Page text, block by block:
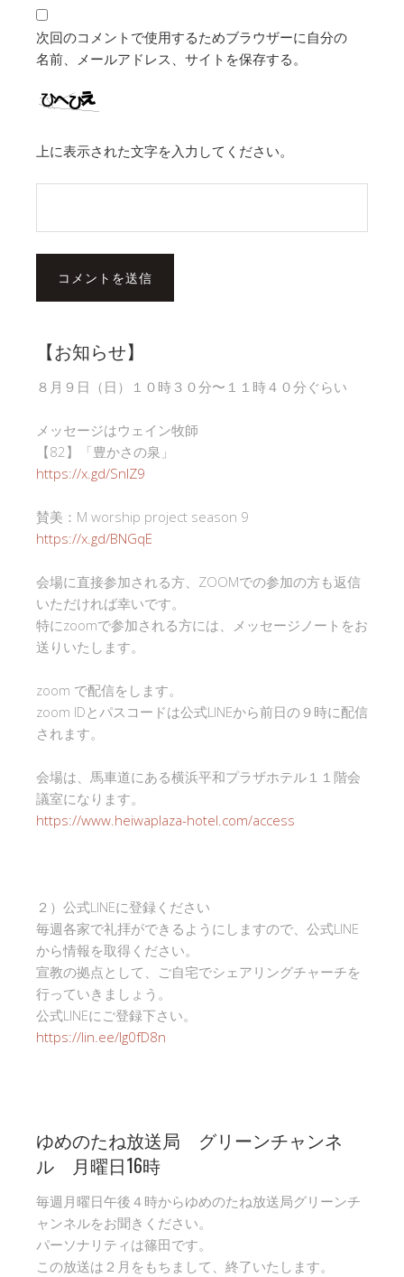
次回のコメントで使用するためブラウザーに自分の
名前、メールアドレス、サイトを保存する。
上に表示された文字を入力してください。
【お知らせ】
８月９日（日）１０時３０分〜１１時４０分ぐらい
メッセージはウェイン牧師
【82】「豊かさの泉」
https://x.gd/SnlZ9
賛美：M worship project season 9
https://x.gd/BNGqE
会場に直接参加される方、ZOOMでの参加の方も返信
いただければ幸いです。
特にzoomで参加される方には、メッセージノートをお
送りいたします。
zoom で配信をします。
zoom IDとパスコードは公式LINEから前日の９時に配信
されます。
会場は、馬車道にある横浜平和プラザホテル１１階会
議室になります。
https://www.heiwaplaza-hotel.com/access
２）公式LINEに登録ください
毎週各家で礼拝ができるようにしますので、公式LINE
から情報を取得ください。
宣教の拠点として、ご自宅でシェアリングチャーチを
行っていきましょう。
公式LINEにご登録下さい。
https://lin.ee/Ig0fD8n
ゆめのたね放送局 グリーンチャンネ
ル 月曜日16時
毎週月曜日午後４時からゆめのたね放送局グリーンチ
ャンネルをお聞きください。
パーソナリティは篠田です。
この放送は２月をもちまして、終了いたします。